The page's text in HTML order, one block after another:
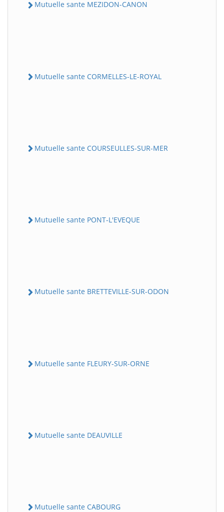
Mutuelle sante MEZIDON-CANON
Mutuelle sante CORMELLES-LE-ROYAL
Mutuelle sante COURSEULLES-SUR-MER
Mutuelle sante PONT-L'EVEQUE
Mutuelle sante BRETTEVILLE-SUR-ODON
Mutuelle sante FLEURY-SUR-ORNE
Mutuelle sante DEAUVILLE
Mutuelle sante CABOURG